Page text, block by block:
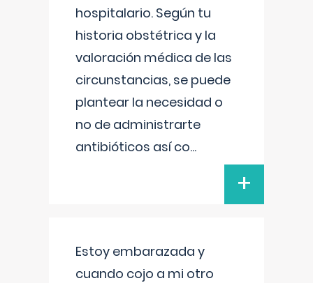
hospitalario. Según tu
historia obstétrica y la
valoración médica de las
circunstancias, se puede
plantear la necesidad o
no de administrarte
antibióticos así co...
+
Estoy embarazada y
cuando cojo a mi otro